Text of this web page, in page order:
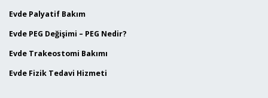
Evde Palyatif Bakım
Evde PEG Değişimi – PEG Nedir?
Evde Trakeostomi Bakımı
Evde Fizik Tedavi Hizmeti